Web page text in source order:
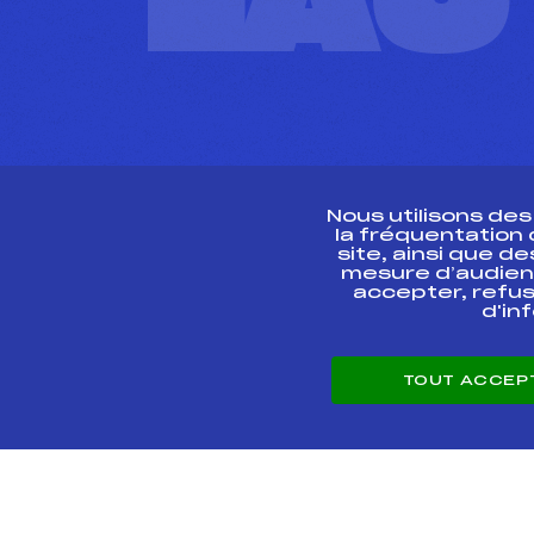
ESPACE PRESSE
Nous utilisons
la fréquentation
site, ainsi que
mesure
accepter,
TOUT